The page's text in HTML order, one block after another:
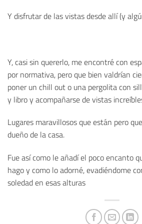
Y disfrutar de las vistas desde allí (y
Y, casi sin quererlo, me encontré con
por normativa, pero que bien valdrían
poner un chill out o una pergolita con
y libro y acompañarse de vistas
Lugares maravillosos que están pero
dueño de la casa.
Fue así como le añadí el poco encanto
hago y como lo adorné, evadiéndome
soledad en esas alturas